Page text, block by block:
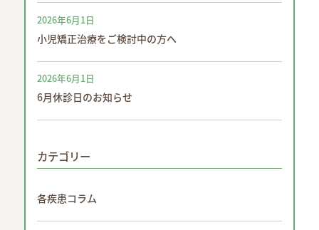
小児矯正治療をご検討中の方へ
2026年6月1日
6月休診日のお知らせ
2026年6月1日
カテゴリー
各疾患コラム